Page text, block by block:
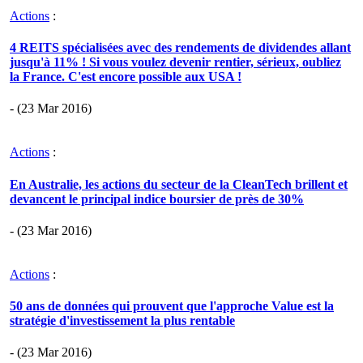
Actions :
4 REITS spécialisées avec des rendements de dividendes allant
jusqu'à 11% ! Si vous voulez devenir rentier, sérieux, oubliez
la France. C'est encore possible aux USA !
- (23 Mar 2016)
Actions :
En Australie, les actions du secteur de la CleanTech brillent et
devancent le principal indice boursier de près de 30%
- (23 Mar 2016)
Actions :
50 ans de données qui prouvent que l'approche Value est la
stratégie d'investissement la plus rentable
- (23 Mar 2016)